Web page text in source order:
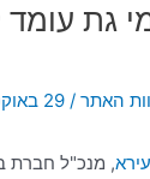
גת
האתר/29 באוקטובר 2020
, מנכ"ל חברת